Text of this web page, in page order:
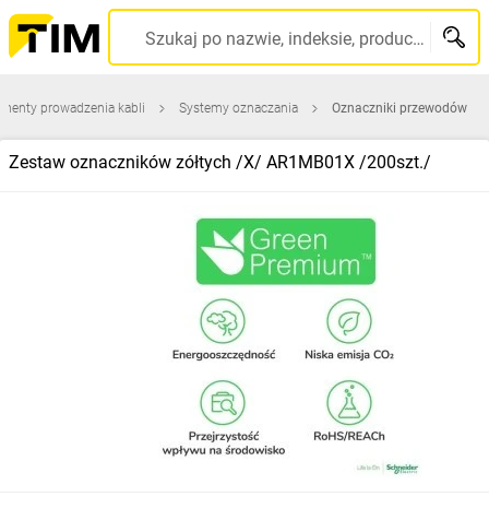
Szukaj po nazwie, indeksie, producencie, kodzie kreskowym...
prowadzenia kabli Systemy oznaczania Oznaczniki przewodów
Zestaw oznaczników zółtych /X/ AR1MB01X /200szt./